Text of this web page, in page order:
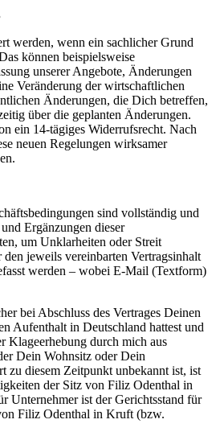
werden, wenn ein sachlicher Grund
können beispielsweise
unserer Angebote, Änderungen
Veränderung der wirtschaftlichen
Änderungen, die Dich betreffen,
über die geplanten Änderungen.
ein 14-tägiges Widerrufsrecht. Nach
neuen Regelungen wirksamer
sind vollständig und
Ergänzungen dieser
um Unklarheiten oder Streit
den jeweils vereinbarten Vertragsinhalt
werden – wobei E-Mail (Textform)
bei Abschluss des Vertrages Deinen
Aufenthalt in Deutschland hattest und
Klageerhebung durch mich aus
Dein Wohnsitz oder Dein
zu diesem Zeitpunkt unbekannt ist, ist
der Sitz von Filiz Odenthal in
Unternehmer ist der Gerichtsstand für
Filiz Odenthal in Kruft (bzw.